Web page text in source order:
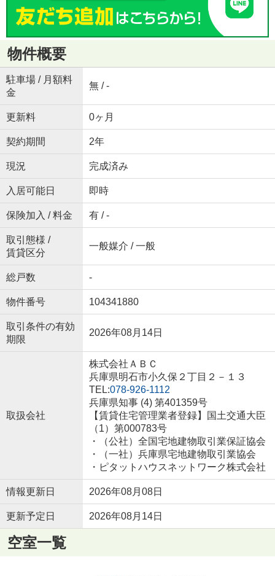
物件概要
駐車場 / 月額料
金
無 / -
更新料 0ヶ月
契約期間 2年
現況 完成済み
入居可能日 即時
保険加入 / 料金 有 / -
取引態様 /
賃貸区分
一般媒介 / 一般
総戸数 -
物件番号 104341880
取引条件の有効
期限
2026年08月14日
取扱会社
株式会社ＡＢＣ
兵庫県明石市小久保２丁目２－１３
TEL:078-926-1112
兵庫県知事 (4) 第401359号
【賃貸住宅管理業者登録】国土交通大臣
（1）第000783号
・（公社）全国宅地建物取引業保証協会
・（一社）兵庫県宅地建物取引業協会
・ピタットハウスネットワーク株式会社
情報更新日 2026年08月08日
更新予定日 2026年08月14日
空室一覧